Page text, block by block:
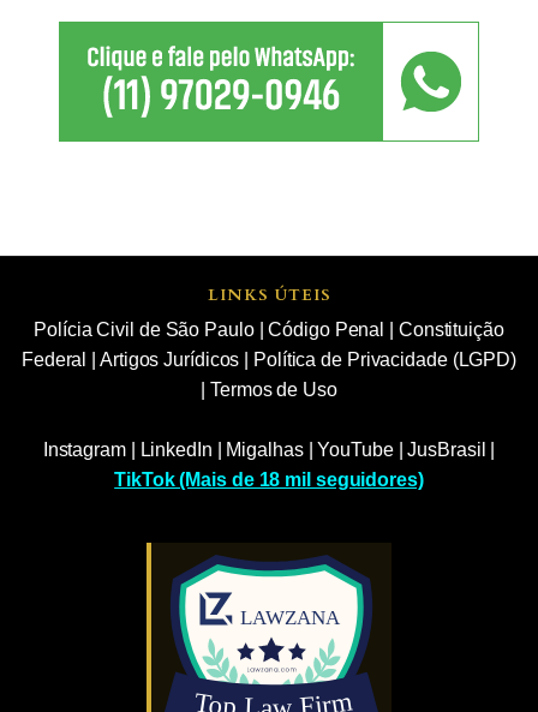
LINKS ÚTEIS
Polícia Civil de São Paulo|Código Penal
Constituição
Federal
Artigos Jurídicos
Política de Privacidade (LGPD)
|Termos de Uso
Instagram| LinkedIn Migalhas|YouTube|JusBrasil
TikTok (Mais de 18 mil seguidores)